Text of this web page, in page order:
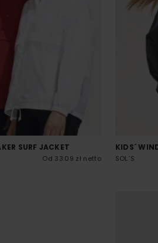
SURF JACKET
Od 33.09 zł netto
KIDS´
SOL´S